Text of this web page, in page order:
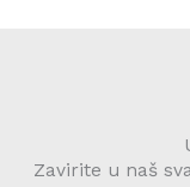
Zavirite u naš